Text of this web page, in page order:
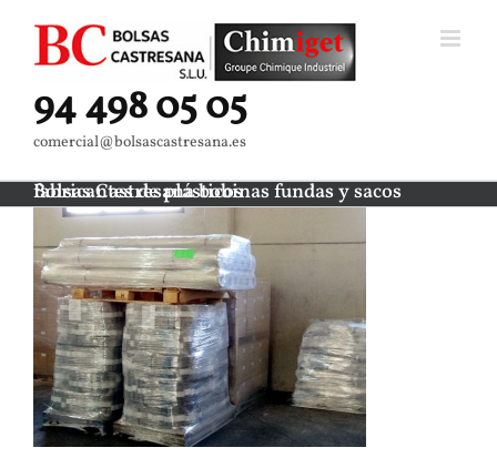
contenido
94 498 05 05
comercial@bolsascastresana.es
Bolsas Castresana bobinas fundas y sacos fabricantes de plásticos